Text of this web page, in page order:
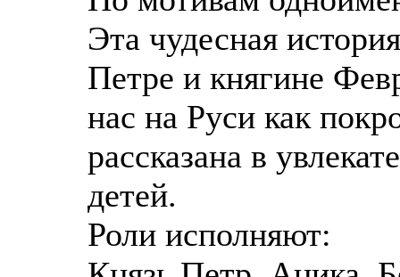
Эта чудесная
Петре и княгине
нас на Руси как
рассказана в
детей.
Роли исполняют: